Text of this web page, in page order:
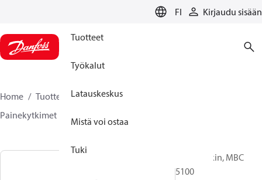
FI Kirjaudu sisään
Tuotteet
Työkalut
Latauskeskus
Mistä voi ostaa
Tuki
Home Tuotteet Sensing solutions
Painekytkimet
Painekytkin, MBC
5100